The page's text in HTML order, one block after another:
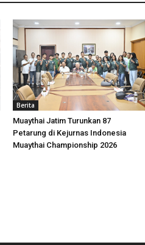
Berita
Muaythai Jatim Turunkan 87
Petarung di Kejurnas Indonesia
Muaythai Championship 2026